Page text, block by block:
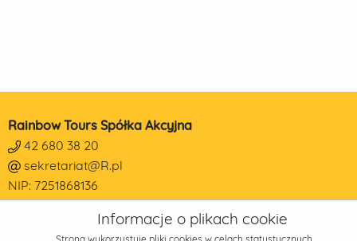
Rainbow Tours Spółka Akcyjna
42 680 38 20
sekretariat@R.pl
NIP: 7251868136
REGON: 473190014
KRS: 0000178650Informacje o plikach cookie